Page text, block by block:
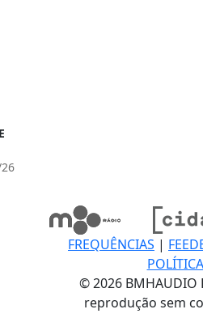
FREQUÊNCIAS |
© 2026
reprodução sem